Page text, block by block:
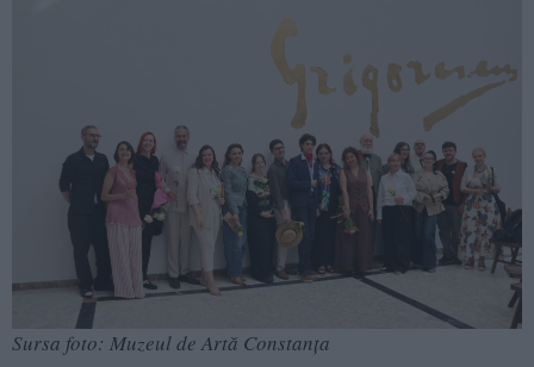
Sursa foto: Muzeul de Artă Constanța